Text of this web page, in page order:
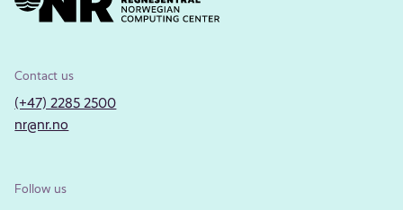
Contact us
(+47) 2285 2500
nr@nr.no
Follow us